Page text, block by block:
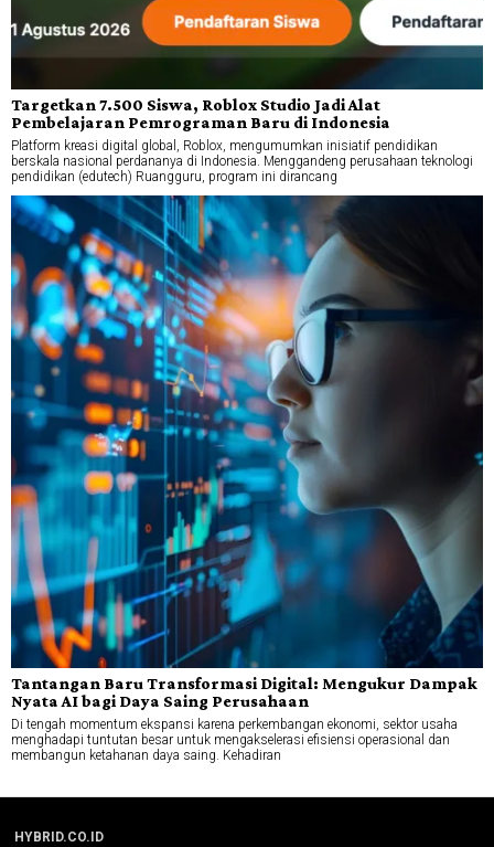
Targetkan 7.500 Siswa, Roblox Studio Jadi Alat
Pembelajaran Pemrograman Baru di Indonesia
Platform kreasi digital global, Roblox, mengumumkan inisiatif pendidikan
berskala nasional perdananya di Indonesia. Menggandeng perusahaan teknologi
pendidikan (edutech) Ruangguru, program ini dirancang
Tantangan Baru Transformasi Digital: Mengukur Dampak
Nyata AI bagi Daya Saing Perusahaan
Di tengah momentum ekspansi karena perkembangan ekonomi, sektor usaha
menghadapi tuntutan besar untuk mengakselerasi efisiensi operasional dan
membangun ketahanan daya saing. Kehadiran
HYBRID.CO.ID